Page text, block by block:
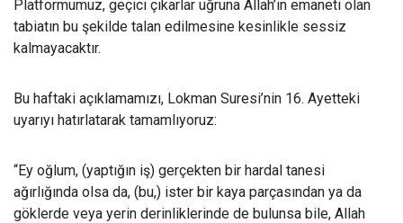
Platformumuz, geçici çıkarlar uğruna Allah’ın emaneti olan
tabiatın bu şekilde talan edilmesine kesinlikle sessiz
kalmayacaktır.
Bu haftaki açıklamamızı, Lokman Suresi’nin 16. Ayetteki
uyarıyı hatırlatarak tamamlıyoruz:
“Ey oğlum, (yaptığın iş) gerçekten bir hardal tanesi
ağırlığında olsa da, (bu,) ister bir kaya parçasından ya da
göklerde veya yerin derinliklerinde de bulunsa bile, Allah